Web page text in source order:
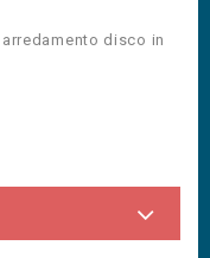
disco in